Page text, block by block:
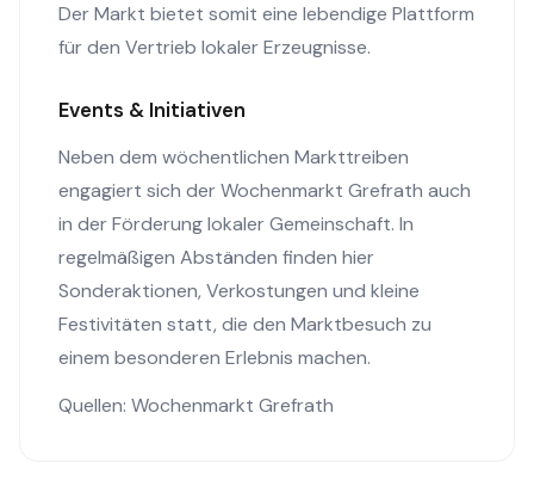
Der Markt bietet somit eine lebendige Plattform
für den Vertrieb lokaler Erzeugnisse.
Events & Initiativen
Neben dem wöchentlichen Markttreiben
engagiert sich der Wochenmarkt Grefrath auch
in der Förderung lokaler Gemeinschaft. In
regelmäßigen Abständen finden hier
Sonderaktionen, Verkostungen und kleine
Festivitäten statt, die den Marktbesuch zu
einem besonderen Erlebnis machen.
Quellen: Wochenmarkt Grefrath